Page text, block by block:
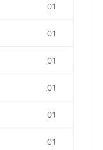
01
01
01
01
01
01